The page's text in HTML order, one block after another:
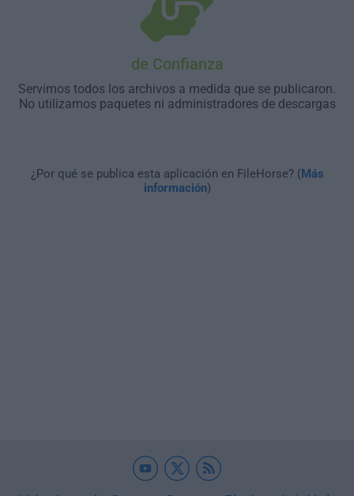
de Confianza
Servimos todos los archivos a medida que se publicaron.
No utilizamos paquetes ni administradores de descargas
¿Por qué se publica esta aplicación en FileHorse? (Más
información)